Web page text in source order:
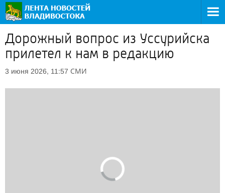
Дорожный вопрос из Уссурийска
прилетел к нам в редакцию
3 июня 2026, 11:57 СМИ